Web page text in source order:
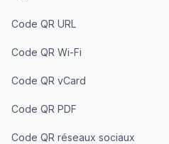
Code QR URL
Code QR Wi-Fi
Code QR vCard
Code QR PDF
Code QR réseaux sociaux